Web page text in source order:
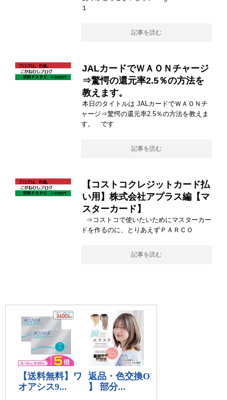
１
記事を読む
JALカードでＷＡＯＮチャージ
⇒驚愕の還元率2.5％の方法を
教えます。
本日のタイトルは JALカードでＷＡＯＮチ
ャージ⇒驚愕の還元率2.5％の方法を教えま
す。 です
記事を読む
【コストコクレジットカード払
い用】株式会社アプラス編【マ
スターカード】
⇒コストコで使いたいためにマスターカー
ドを作るのに、とりあえずＰＡＲＣＯ
記事を読む